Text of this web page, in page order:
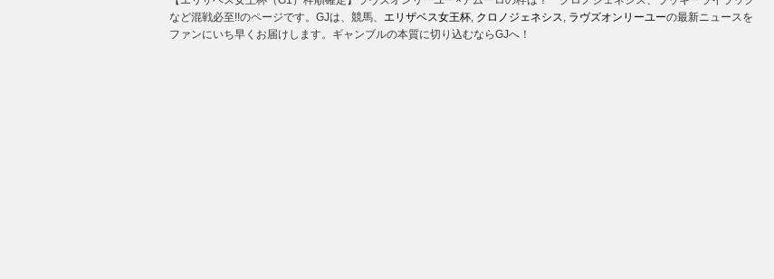
など混戦必至!!のページです。GJは、競馬、 エリザベス女王杯, クロノジェネシス, ラヴズオンリーユーの最新ニュースを
ファンにいち早くお届けします。ギャンブルの本質に切り込むならGJへ！